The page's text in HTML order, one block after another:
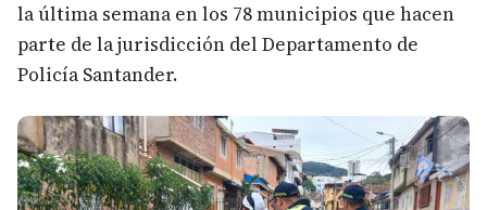
la última semana en los 78 municipios que hacen
parte de la jurisdicción del Departamento de
Policía Santander.